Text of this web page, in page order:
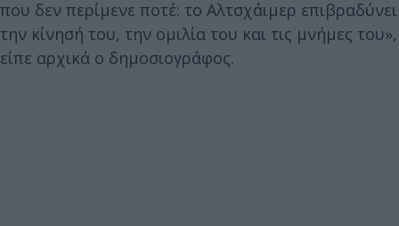
που δεν περίμενε ποτέ: το Αλτσχάιμερ επιβραδύνει
την κίνησή του, την ομιλία του και τις μνήμες του»,
είπε αρχικά ο δημοσιογράφος.